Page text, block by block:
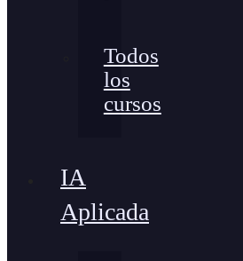
Todos
los
cursos
IA
Aplicada